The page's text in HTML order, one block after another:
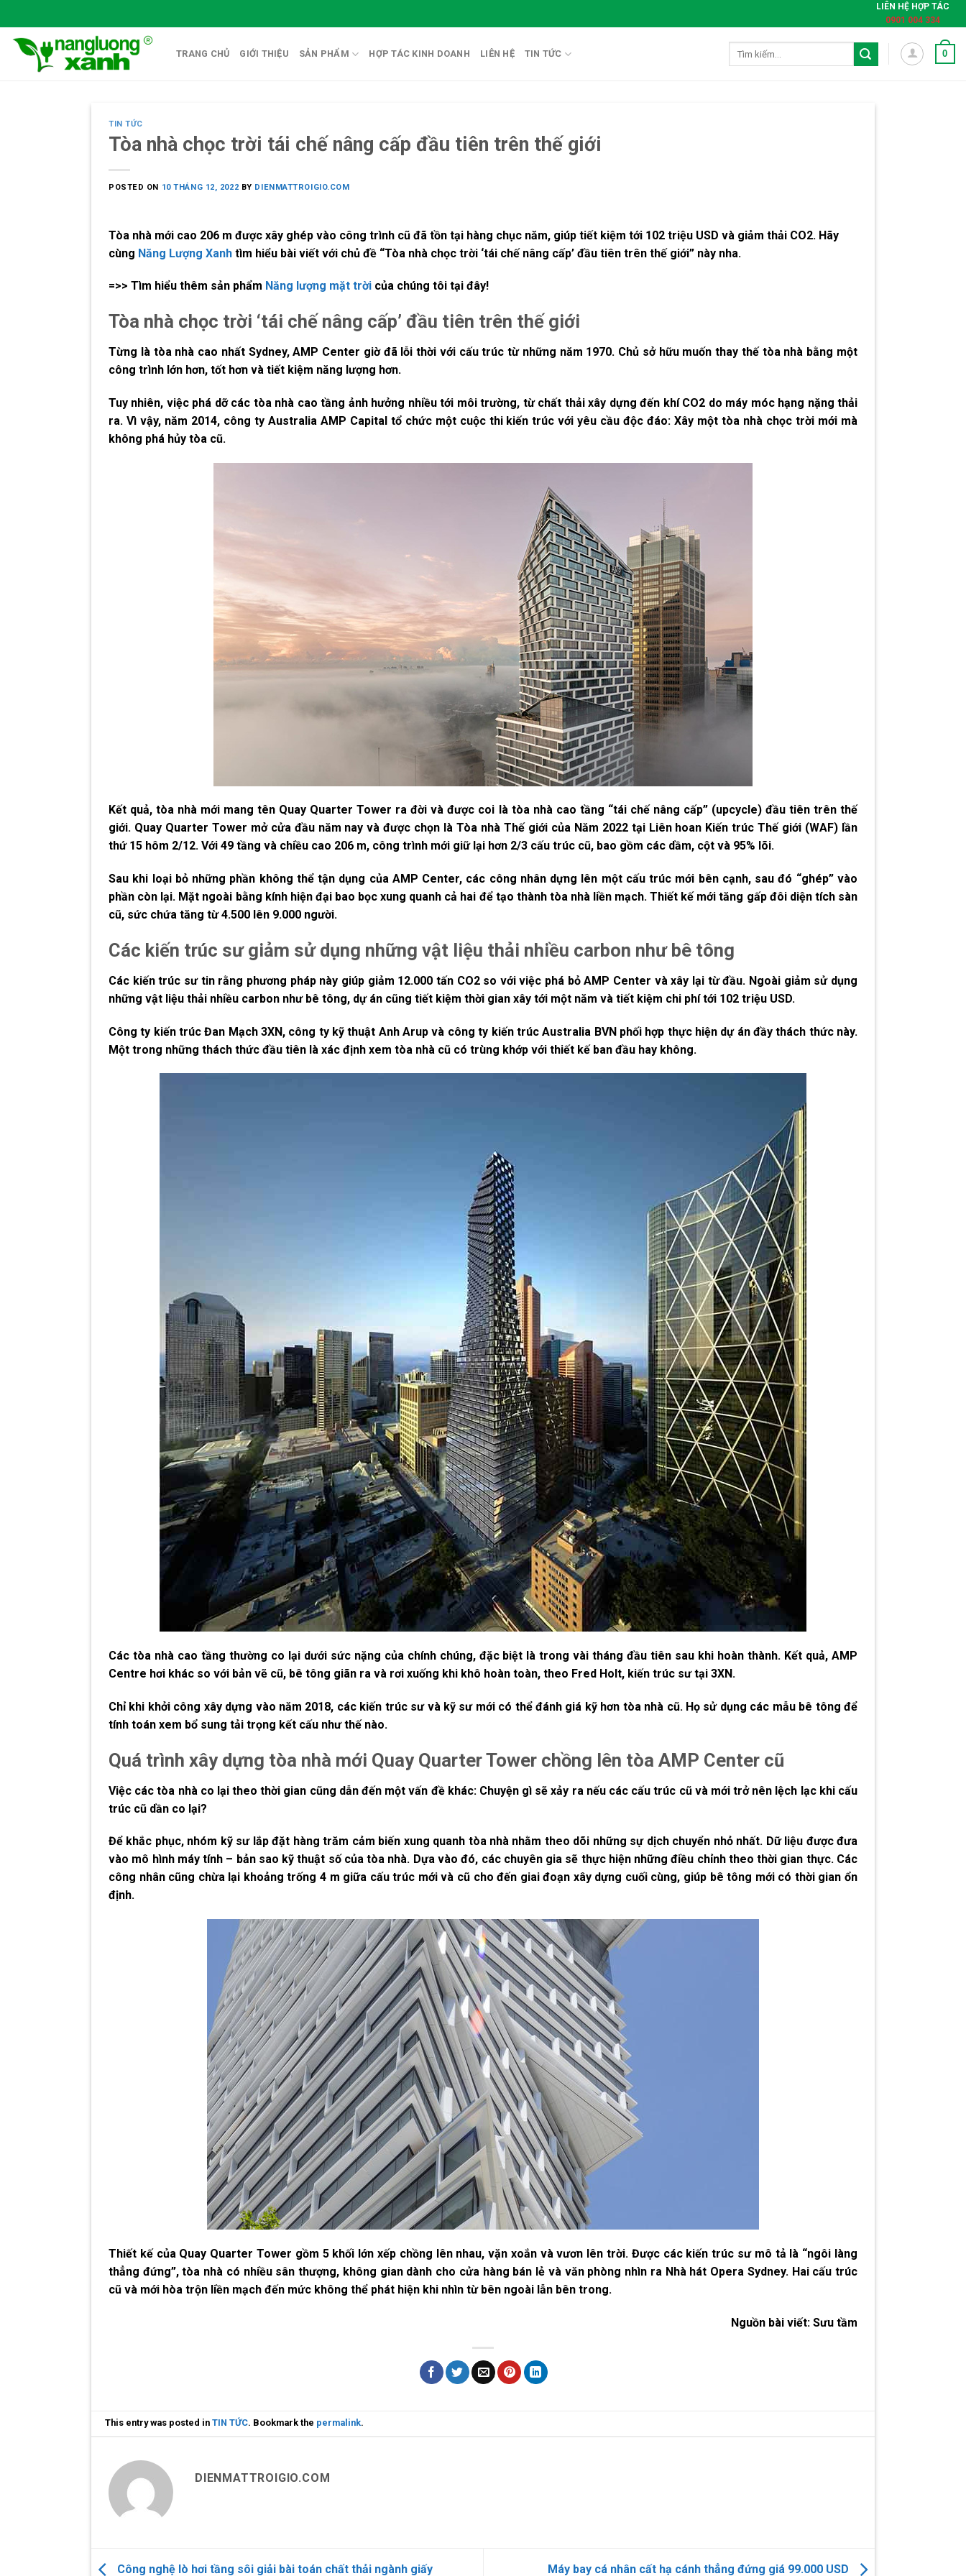
to
content
LIÊN HỆ HỢP TÁC
0901 004 334
TRANG CHỦ GIỚI THIỆU SẢN PHẨM HỢP TÁC KINH DOANH LIÊN HỆ TIN TỨC 0
TIN TỨC
Tòa nhà chọc trời tái chế nâng cấp đầu tiên trên thế giới
POSTED ON 10 THÁNG 12, 2022 BY DIENMATTROIGIO.COM
Tòa nhà mới cao 206 m được xây ghép vào công trình cũ đã tồn tại hàng chục năm, giúp tiết kiệm tới 102 triệu USD và giảm thải CO2. Hãy
cùng Năng Lượng Xanh tìm hiểu bài viết với chủ đề “Tòa nhà chọc trời ‘tái chế nâng cấp’ đầu tiên trên thế giới” này nha.
=>> Tìm hiểu thêm sản phẩm Năng lượng mặt trời của chúng tôi tại đây!
Tòa nhà chọc trời ‘tái chế nâng cấp’ đầu tiên trên thế giới
Từng là tòa nhà cao nhất Sydney, AMP Center giờ đã lỗi thời với cấu trúc từ những năm 1970. Chủ sở hữu muốn thay thế tòa nhà bằng một
công trình lớn hơn, tốt hơn và tiết kiệm năng lượng hơn.
Tuy nhiên, việc phá dỡ các tòa nhà cao tầng ảnh hưởng nhiều tới môi trường, từ chất thải xây dựng đến khí CO2 do máy móc hạng nặng thải
ra. Vì vậy, năm 2014, công ty Australia AMP Capital tổ chức một cuộc thi kiến trúc với yêu cầu độc đáo: Xây một tòa nhà chọc trời mới mà
không phá hủy tòa cũ.
Kết quả, tòa nhà mới mang tên Quay Quarter Tower ra đời và được coi là tòa nhà cao tầng “tái chế nâng cấp” (upcycle) đầu tiên trên thế
giới. Quay Quarter Tower mở cửa đầu năm nay và được chọn là Tòa nhà Thế giới của Năm 2022 tại Liên hoan Kiến trúc Thế giới (WAF) lần
thứ 15 hôm 2/12. Với 49 tầng và chiều cao 206 m, công trình mới giữ lại hơn 2/3 cấu trúc cũ, bao gồm các dầm, cột và 95% lõi.
Sau khi loại bỏ những phần không thể tận dụng của AMP Center, các công nhân dựng lên một cấu trúc mới bên cạnh, sau đó “ghép” vào
phần còn lại. Mặt ngoài bằng kính hiện đại bao bọc xung quanh cả hai để tạo thành tòa nhà liền mạch. Thiết kế mới tăng gấp đôi diện tích sàn
cũ, sức chứa tăng từ 4.500 lên 9.000 người.
Các kiến trúc sư giảm sử dụng những vật liệu thải nhiều carbon như bê tông
Các kiến trúc sư tin rằng phương pháp này giúp giảm 12.000 tấn CO2 so với việc phá bỏ AMP Center và xây lại từ đầu. Ngoài giảm sử dụng
những vật liệu thải nhiều carbon như bê tông, dự án cũng tiết kiệm thời gian xây tới một năm và tiết kiệm chi phí tới 102 triệu USD.
Công ty kiến trúc Đan Mạch 3XN, công ty kỹ thuật Anh Arup và công ty kiến trúc Australia BVN phối hợp thực hiện dự án đầy thách thức này.
Một trong những thách thức đầu tiên là xác định xem tòa nhà cũ có trùng khớp với thiết kế ban đầu hay không.
Các tòa nhà cao tầng thường co lại dưới sức nặng của chính chúng, đặc biệt là trong vài tháng đầu tiên sau khi hoàn thành. Kết quả, AMP
Centre hơi khác so với bản vẽ cũ, bê tông giãn ra và rơi xuống khi khô hoàn toàn, theo Fred Holt, kiến trúc sư tại 3XN.
Chỉ khi khởi công xây dựng vào năm 2018, các kiến trúc sư và kỹ sư mới có thể đánh giá kỹ hơn tòa nhà cũ. Họ sử dụng các mẫu bê tông để
tính toán xem bổ sung tải trọng kết cấu như thế nào.
Quá trình xây dựng tòa nhà mới Quay Quarter Tower chồng lên tòa AMP Center cũ
Việc các tòa nhà co lại theo thời gian cũng dẫn đến một vấn đề khác: Chuyện gì sẽ xảy ra nếu các cấu trúc cũ và mới trở nên lệch lạc khi cấu
trúc cũ dần co lại?
Để khắc phục, nhóm kỹ sư lắp đặt hàng trăm cảm biến xung quanh tòa nhà nhằm theo dõi những sự dịch chuyển nhỏ nhất. Dữ liệu được đưa
vào mô hình máy tính – bản sao kỹ thuật số của tòa nhà. Dựa vào đó, các chuyên gia sẽ thực hiện những điều chỉnh theo thời gian thực. Các
công nhân cũng chừa lại khoảng trống 4 m giữa cấu trúc mới và cũ cho đến giai đoạn xây dựng cuối cùng, giúp bê tông mới có thời gian ổn
định.
Thiết kế của Quay Quarter Tower gồm 5 khối lớn xếp chồng lên nhau, vặn xoắn và vươn lên trời. Được các kiến trúc sư mô tả là “ngôi làng
thẳng đứng”, tòa nhà có nhiều sân thượng, không gian dành cho cửa hàng bán lẻ và văn phòng nhìn ra Nhà hát Opera Sydney. Hai cấu trúc
cũ và mới hòa trộn liền mạch đến mức không thể phát hiện khi nhìn từ bên ngoài lẫn bên trong.
Nguồn bài viết: Sưu tầm
This entry was posted inTIN TỨC. Bookmark the permalink.
DIENMATTROIGIO.COM
Công nghệ lò hơi tầng sôi giải bài toán chất thải ngành giấy Máy bay cá nhân cất hạ cánh thẳng đứng giá 99.000 USD